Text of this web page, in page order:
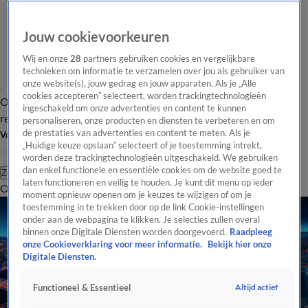
Overzicht Laatste nieuws Regionieuws Het beste van Hart
Tip de
redactie
Volg Hart van Nederland
Zoeken
OverzichtRegioUitzendingenWeerTip de redactiePanelVideo's
Jouw cookievoorkeuren
Wij en onze28 partners gebruiken cookies en vergelijkbare
technieken om informatie te verzamelen over jou als gebruiker van
onze website(s), jouw gedrag en jouw apparaten. Als je „Alle
cookies accepteren” selecteert, worden trackingtechnologieën
ingeschakeld om onze advertenties en content te kunnen
personaliseren, onze producten en diensten te verbeteren en om
de prestaties van advertenties en content te meten. Als je
„Huidige keuze opslaan” selecteert of je toestemming intrekt,
worden deze trackingtechnologieën uitgeschakeld. We gebruiken
dan enkel functionele en essentiële cookies om de website goed te
laten functioneren en veilig te houden. Je kunt dit menu op ieder
moment opnieuw openen om je keuzes te wijzigen of om je
toestemming in te trekken door op de link Cookie-instellingen
onder aan de webpagina te klikken. Je selecties zullen overal
binnen onze Digitale Diensten worden doorgevoerd. Raadpleeg
onze Cookieverklaring voor meer informatie.
Bekijk hier onze
Digitale Diensten.
Functioneel & Essentieel Altijd actief